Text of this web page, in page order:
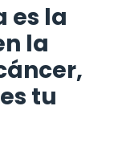
es la
la
tu